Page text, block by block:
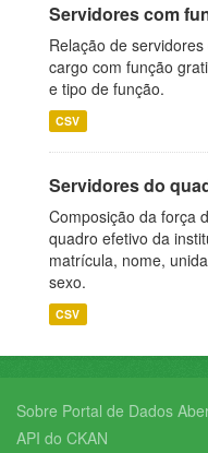
Servidores com
Relação de
cargo com função
e tipo de função.
CSV
Servidores do
Composição da força
quadro efetivo da
matrícula, nome,
sexo.
CSV
Sobre Portal de Dados
API do CKAN